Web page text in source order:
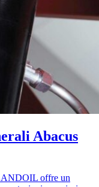
Abacus
offre un